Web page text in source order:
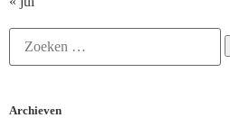
Archieven